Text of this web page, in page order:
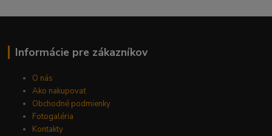
Informácie pre zákazníkov
O nás
Ako nakupovať
Obchodné podmienky
Fotogaléria
Kontakty